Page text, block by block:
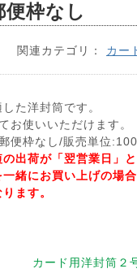
枠なし
関連カテゴリ： カー
た洋封筒です。
お使いいただけます。
便枠なし/販売単位
の出荷が「翌営業日」
緒にお買い上げの場
ます。
カード用洋封筒２